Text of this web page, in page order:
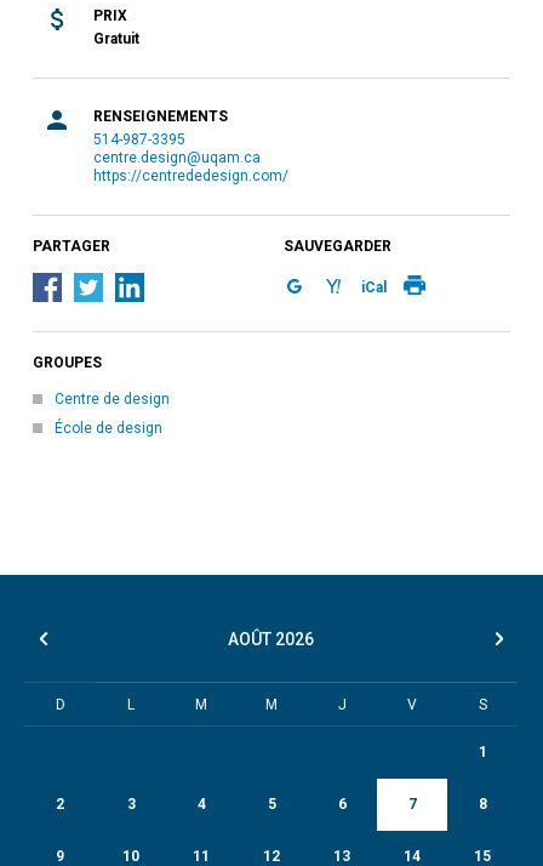
PRIX
Gratuit
RENSEIGNEMENTS
514-987-3395
centre.design@uqam.ca
https://centrededesign.com/
PARTAGER SAUVEGARDER
iCal
GROUPES
Centre de design
École de design
AOÛT 2026
D L M M J V S
1
2 3 4 5 6 7 8
9 10 11 12 13 14 15